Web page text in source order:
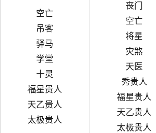
空亡
吊客
驿马
学堂
十灵
福星贵人
天乙贵人
太极贵人
丧门
空亡
将星
灾煞
天医
秀贵人
福星贵人
天乙贵人
太极贵人